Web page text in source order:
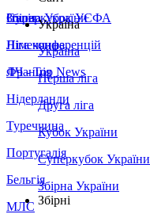
Збірна України
Італія
Німеччина
Франція
Нідерланди
Туреччина
Португалія
Бельгія
МЛС
Суперкубок УЄФА
Ліга конференцій
ЛЧ - Top News
Україна
Україна
Перша ліга
Друга ліга
Кубок України
Суперкубок України
Збірна України
Збірні